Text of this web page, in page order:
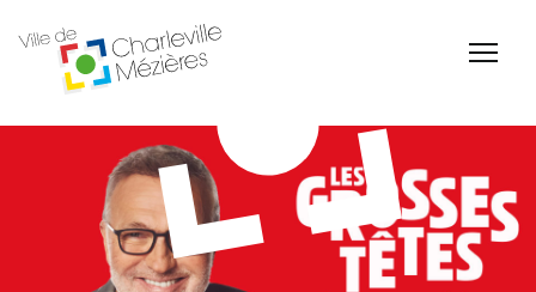
Billetterie Théâtre Espace Famille